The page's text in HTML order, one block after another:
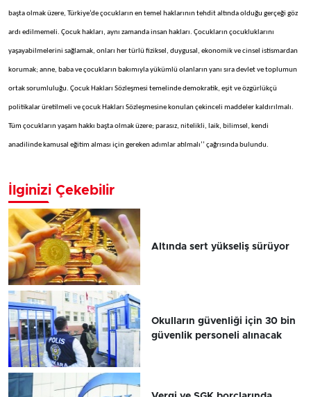
başta olmak üzere, Türkiye’de çocukların en temel haklarının tehdit altında olduğu gerçeği göz
ardı edilmemeli. Çocuk hakları, aynı zamanda insan hakları. Çocukların çocukluklarını
yaşayabilmelerini sağlamak, onları her türlü fiziksel, duygusal, ekonomik ve cinsel istismardan
korumak; anne, baba ve çocukların bakımıyla yükümlü olanların yanı sıra devlet ve toplumun
ortak sorumluluğu. Çocuk Hakları Sözleşmesi temelinde demokratik, eşit ve özgürlükçü
politikalar üretilmeli ve çocuk Hakları Sözleşmesine konulan çekinceli maddeler kaldırılmalı.
Tüm çocukların yaşam hakkı başta olmak üzere; parasız, nitelikli, laik, bilimsel, kendi
anadilinde kamusal eğitim alması için gereken adımlar atılmalı’’ çağrısında bulundu.
İlginizi Çekebilir
Altında sert yükseliş sürüyor
Okulların güvenliği için 30 bin
güvenlik personeli alınacak